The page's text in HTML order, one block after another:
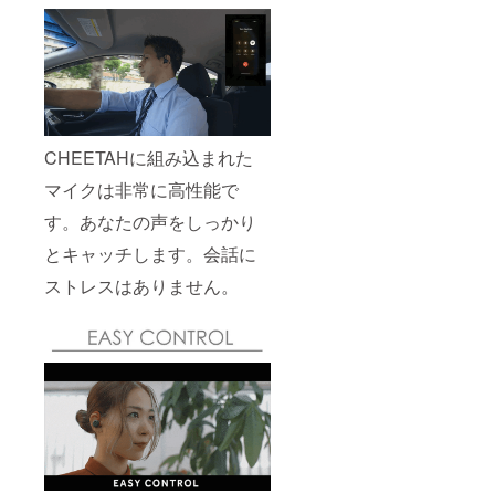
CHEETAHに組み込まれた
マイクは非常に高性能で
す。あなたの声をしっかり
とキャッチします。会話に
ストレスはありません。